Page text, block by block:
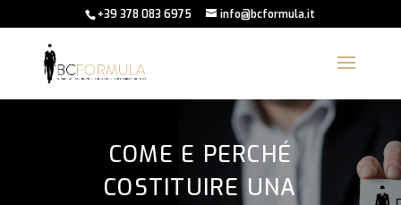
+39 378 083 6975 info@bcformula.it
COME E PERCHÉ
COSTITUIRE UNA